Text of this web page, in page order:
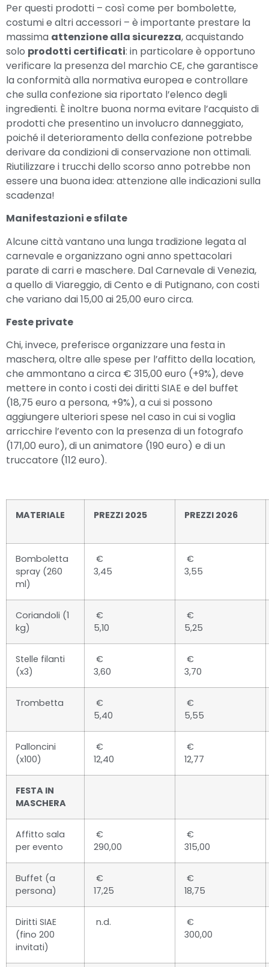
Per questi prodotti – così come per bombolette,
costumi e altri accessori – è importante prestare la
massima attenzione alla sicurezza, acquistando
solo prodotti certificati: in particolare è opportuno
verificare la presenza del marchio CE, che garantisce
la conformità alla normativa europea e controllare
che sulla confezione sia riportato l’elenco degli
ingredienti. È inoltre buona norma evitare l’acquisto di
prodotti che presentino un involucro danneggiato,
poiché il deterioramento della confezione potrebbe
derivare da condizioni di conservazione non ottimali.
Riutilizzare i trucchi dello scorso anno potrebbe non
essere una buona idea: attenzione alle indicazioni sulla
scadenza!
Manifestazioni e sfilate
Alcune città vantano una lunga tradizione legata al
carnevale e organizzano ogni anno spettacolari
parate di carri e maschere. Dal Carnevale di Venezia,
a quello di Viareggio, di Cento e di Putignano, con costi
che variano dai 15,00 ai 25,00 euro circa.
Feste private
Chi, invece, preferisce organizzare una festa in
maschera, oltre alle spese per l’affitto della location,
che ammontano a circa € 315,00 euro (+9%), deve
mettere in conto i costi dei diritti SIAE e del buffet
(18,75 euro a persona, +9%), a cui si possono
aggiungere ulteriori spese nel caso in cui si voglia
arricchire l’evento con la presenza di un fotografo
(171,00 euro), di un animatore (190 euro) e di un
truccatore (112 euro).
MATERIALE PREZZI 2025 PREZZI 2026
Bomboletta
spray (260
ml)
€
3,45
€
3,55
Coriandoli (1
kg)
€
5,10
€
5,25
Stelle filanti
(x3)
€
3,60
€
3,70
Trombetta
€
5,40
€
5,55
Palloncini
(x100)
€
12,40
€
12,77
FESTA IN
MASCHERA
Affitto sala
per evento
€
290,00
€
315,00
Buffet (a
persona)
€
17,25
€
18,75
Diritti SIAE
(fino 200
invitati)
n.d.
€
300,00